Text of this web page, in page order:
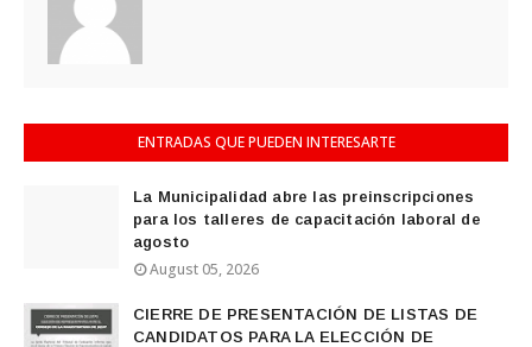
ENTRADAS QUE PUEDEN INTERESARTE
La Municipalidad abre las preinscripciones
para los talleres de capacitación laboral de
agosto
August 05, 2026
CIERRE DE PRESENTACIÓN DE LISTAS DE
CANDIDATOS PARA LA ELECCIÓN DE